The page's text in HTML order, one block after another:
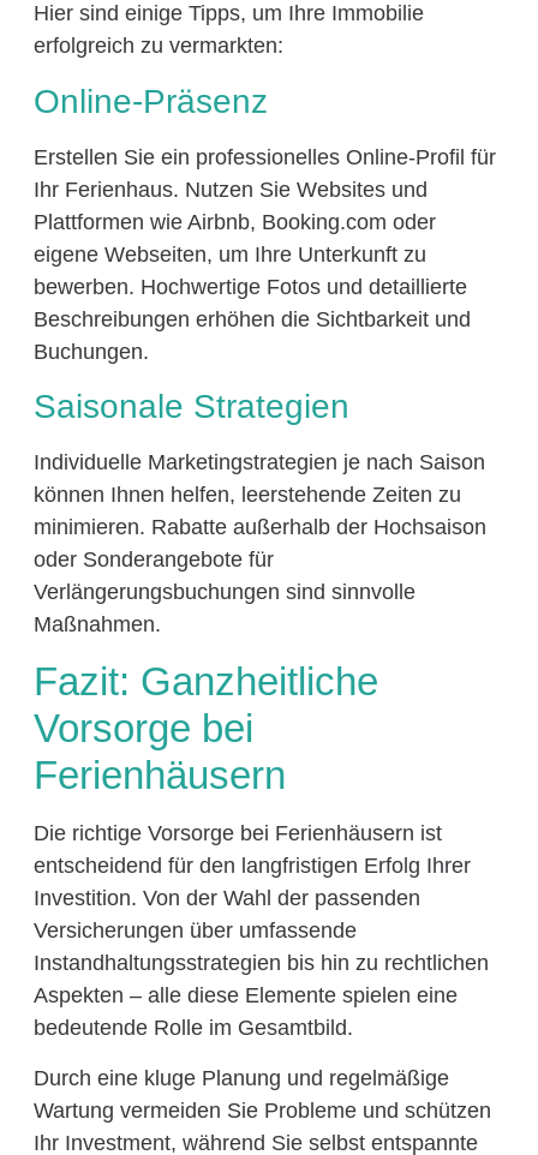
Hier sind einige Tipps, um Ihre Immobilie
erfolgreich zu vermarkten:
Online-Präsenz
Erstellen Sie ein professionelles Online-Profil für
Ihr Ferienhaus. Nutzen Sie Websites und
Plattformen wie Airbnb, Booking.com oder
eigene Webseiten, um Ihre Unterkunft zu
bewerben. Hochwertige Fotos und detaillierte
Beschreibungen erhöhen die Sichtbarkeit und
Buchungen.
Saisonale Strategien
Individuelle Marketingstrategien je nach Saison
können Ihnen helfen, leerstehende Zeiten zu
minimieren. Rabatte außerhalb der Hochsaison
oder Sonderangebote für
Verlängerungsbuchungen sind sinnvolle
Maßnahmen.
Fazit: Ganzheitliche
Vorsorge bei
Ferienhäusern
Die richtige Vorsorge bei Ferienhäusern ist
entscheidend für den langfristigen Erfolg Ihrer
Investition. Von der Wahl der passenden
Versicherungen über umfassende
Instandhaltungsstrategien bis hin zu rechtlichen
Aspekten – alle diese Elemente spielen eine
bedeutende Rolle im Gesamtbild.
Durch eine kluge Planung und regelmäßige
Wartung vermeiden Sie Probleme und schützen
Ihr Investment, während Sie selbst entspannte